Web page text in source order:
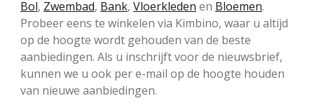
Bol, Zwembad, Bank, Vloerkleden en Bloemen.
Probeer eens te winkelen via Kimbino, waar u altijd
op de hoogte wordt gehouden van de beste
aanbiedingen. Als u inschrijft voor de nieuwsbrief,
kunnen we u ook per e-mail op de hoogte houden
van nieuwe aanbiedingen.